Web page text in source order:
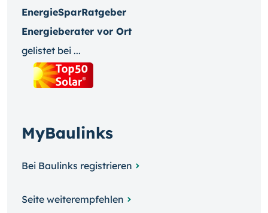
EnergieSparRatgeber
Energieberater vor Ort
gelistet bei ...
MyBaulinks
Bei Baulinks registrieren
Seite weiterempfehlen